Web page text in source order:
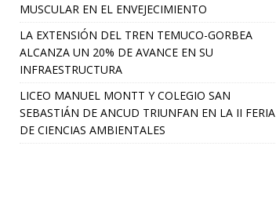
MUSCULAR EN EL ENVEJECIMIENTO
LA EXTENSIÓN DEL TREN TEMUCO-GORBEA
ALCANZA UN 20% DE AVANCE EN SU
INFRAESTRUCTURA
LICEO MANUEL MONTT Y COLEGIO SAN
SEBASTIÁN DE ANCUD TRIUNFAN EN LA II FERIA
DE CIENCIAS AMBIENTALES